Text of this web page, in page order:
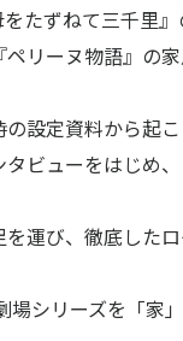
5F
HOME
ニュー
たずねて三千里
ペリーヌ物語』
設定資料から起
ビューをはじめ
運び、徹底した
シリーズを「家